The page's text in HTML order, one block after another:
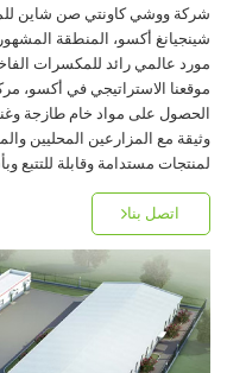
شركة ووشي كاونتي صن شاين
شينجيانغ أكسو، المنطقة
مورد عالمي رائد للمكسرات
موقعنا الاستراتيجي في أكسو،
الحصول على مواد خام طازجة
وثيقة مع المزارعين المحليين
لمنتجات مستدامة وقابلة للتتبع
اتصل بنا